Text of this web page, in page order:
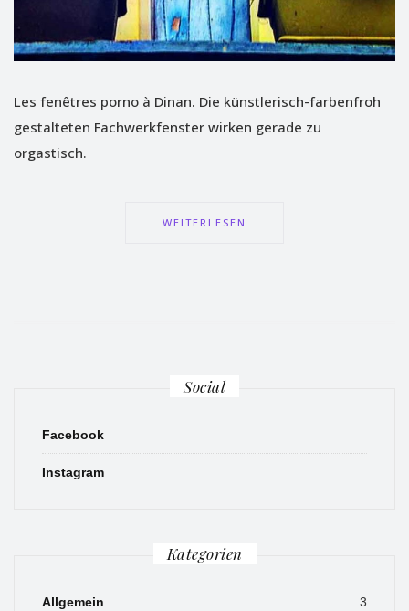
Les fenêtres porno à Dinan. Die künstlerisch-farbenfroh
gestalteten Fachwerkfenster wirken gerade zu
orgastisch.
WEITERLESEN
Social
Facebook
Instagram
Kategorien
Allgemein 3